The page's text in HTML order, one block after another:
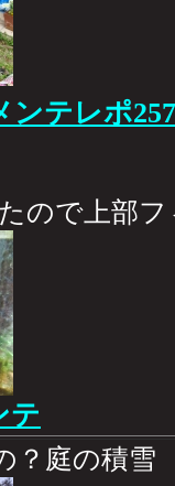
ンテレポ257
ので上部
テ
？庭の積雪